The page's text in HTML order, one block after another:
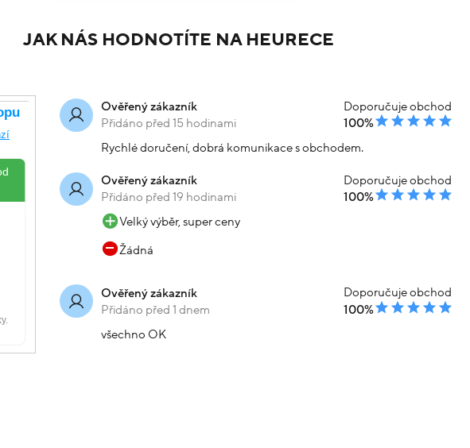
JAK NÁS HODNOTÍTE NA HEURECE
Ověřený zákazník
Přidáno před 15 hodinami
Doporučuje obchod
100%
Rychlé doručení, dobrá komunikace s obchodem.
Ověřený zákazník
Přidáno před 19 hodinami
Doporučuje obchod
100%
Velký výběr, super ceny
Žádná
Ověřený zákazník
Přidáno před 1 dnem
Doporučuje obchod
100%
všechno OK